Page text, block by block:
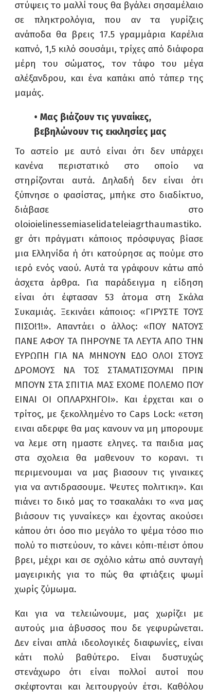
στύψεις το μαλλί τους θα βγάλει σησαμέλαιο
σε πληκτρολόγια, που αν τα γυρίζεις
ανάποδα θα βρεις 17.5 γραμμάρια Καρέλια
καπνό, 1,5 κιλό σουσάμι, τρίχες από διάφορα
μέρη του σώματος, τον τάφο του μέγα
αλέξανδρου, και ένα καπάκι από τάπερ της
μαμάς.
• Μας βιάζουν τις γυναίκες,
βεβηλώνουν τις εκκλησίες μας
Το αστείο με αυτό είναι ότι δεν υπάρχει
κανένα περιστατικό στο οποίο να
στηρίζονται αυτά. Δηλαδή δεν είναι ότι
ξύπνησε ο φασίστας, μπήκε στο διαδίκτυο,
διάβασε στο
oloioielinessemiaselidateleiagrthaumastiko.
gr ότι πράγματι κάποιος πρόσφυγας βίασε
μια Ελληνίδα ή ότι κατούρησε ας πούμε στο
ιερό ενός ναού. Αυτά τα γράφουν κάτω από
άσχετα άρθρα. Για παράδειγμα η είδηση
είναι ότι έφτασαν 53 άτομα στη Σκάλα
Συκαμιάς. Ξεκινάει κάποιος: «ΓΙΡΥΣΤΕ ΤΟΥΣ
ΠΙΣΟ!1!». Απαντάει ο άλλος: «ΠΟΥ ΝΑΤΟΥΣ
ΠΑΝΕ ΑΦΟΥ ΤΑ ΠΗΡΟΥΝΕ ΤΑ ΛΕΥΤΑ ΑΠΟ ΤΗΝ
ΕΥΡΩΠΗ ΓΙΑ ΝΑ ΜΗΝΟΥΝ ΕΔΟ ΟΛΟΙ ΣΤΟΥΣ
ΔΡΟΜΟΥΣ ΝΑ ΤΟΣ ΣΤΑΜΑΤΙΣΟΥΜΑΙ ΠΡΙΝ
ΜΠΟΥΝ ΣΤΑ ΣΠΙΤΙΑ ΜΑΣ ΕΧΟΜΕ ΠΟΛΕΜΟ ΠΟΥ
ΕΙΝΑΙ ΟΙ ΟΠΛΑΡΧΗΓΟΙ». Και έρχεται και ο
τρίτος, με ξεκολλημένο το Caps Lock: «ετση
ειναι αδερφε θα μας κανουν να μη μπορουμε
να λεμε οτη ημαστε εληνες. τα παιδια μας
στα σχολεια θα μαθενουν το κορανι. τι
περιμενουμαι να μας βιασουν τις γιναικες
για να αντιδρασουμε. Ψευτες πολιτικη». Και
πιάνει το δικό μας το τσακαλάκι το «να μας
βιάσουν τις γυναίκες» και έχοντας ακούσει
κάπου ότι όσο πιο μεγάλο το ψέμα τόσο πιο
πολύ το πιστεύουν, το κάνει κόπι-πέιστ όπου
βρει, μέχρι και σε σχόλιο κάτω από συνταγή
μαγειρικής για το πώς θα φτιάξεις ψωμί
χωρίς ζύμωμα.
Και για να τελειώνουμε, μας χωρίζει με
αυτούς μια άβυσσος που δε γεφυρώνεται.
Δεν είναι απλά ιδεολογικές διαφωνίες, είναι
κάτι πολύ βαθύτερο. Είναι δυστυχώς
στενάχωρο ότι είναι πολλοί αυτοί που
σκέφτονται και λειτουργούν έτσι. Καθόλου